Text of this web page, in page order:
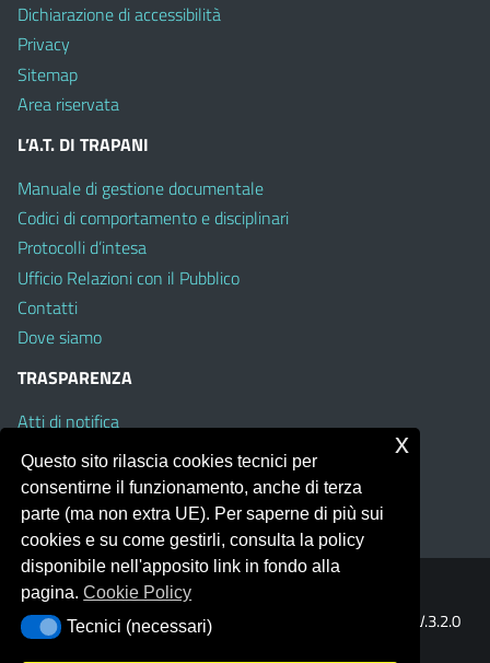
Dichiarazione di accessibilità
Privacy
Sitemap
Area riservata
L’A.T. DI TRAPANI
Manuale di gestione documentale
Codici di comportamento e disciplinari
Protocolli d’intesa
Ufficio Relazioni con il Pubblico
Contatti
Dove siamo
TRASPARENZA
Atti di notifica
Albo on line
Amministrazione Trasparente
Obiettivi di Accessibilità
Portale realizzato con la piattaforma
Template Italia configurato sul tema accessibile
V.3.2.0
(Mizar)
Questo sito rilascia cookies tecnici per
consentirne il funzionamento, anche di terza
parte (ma non extra UE). Per saperne di più sui
cookies e su come gestirli, consulta la policy
disponibile nell'apposito link in fondo alla
pagina.Cookie Policy
Tecnici (necessari)
Tecnici (necessari)
x